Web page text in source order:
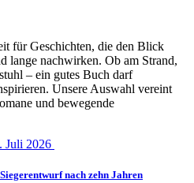
für Geschichten, die den Blick
lange nachwirken. Ob am Strand,
– ein gutes Buch darf
Unsere Auswahl vereint
und bewegende
Juli 2026
nach zehn Jahren